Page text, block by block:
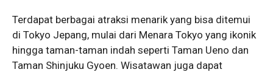
Terdapat berbagai atraksi menarik yang bisa ditemui
di Tokyo Jepang, mulai dari Menara Tokyo yang ikonik
hingga taman-taman indah seperti Taman Ueno dan
Taman Shinjuku Gyoen. Wisatawan juga dapat